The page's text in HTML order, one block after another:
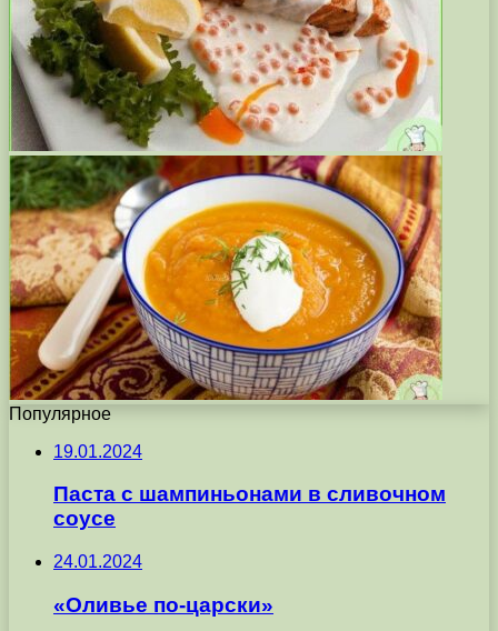
Популярное
19.01.2024
Паста с шампиньонами в сливочном
соусе
24.01.2024
«Оливье по-царски»